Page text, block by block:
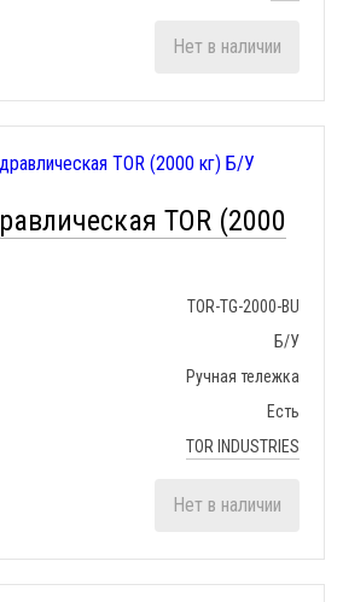
Нет в наличии
TOR (2000
TOR-TG-2000-BU
Б/У
Ручная тележка
Есть
TOR INDUSTRIES
Нет в наличии